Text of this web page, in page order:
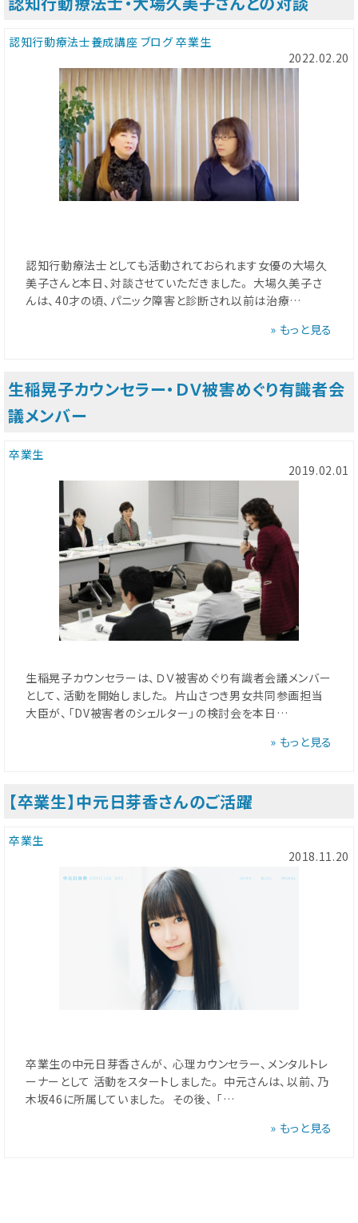
認知行動療法士養成講座 ブログ卒業生
2022.02.20
認知行動療法士としても活動されておられます女優の大場久
美子さんと本日、対談させていただきました。 大場久美子さ
んは、40才の頃、パニック障害と診断され以前は治療…
» もっと見る
生稲晃子カウンセラー・ＤＶ被害めぐり有識者会
議メンバー
卒業生
2019.02.01
生稲晃子カウンセラーは、ＤＶ被害めぐり有識者会議メンバー
として、活動を開始しました。 片山さつき男女共同参画担当
大臣が、「DV被害者のシェルター」の検討会を本日…
» もっと見る
【卒業生】中元日芽香さんのご活躍
卒業生
2018.11.20
卒業生の中元日芽香さんが、 心理カウンセラー、メンタルトレ
ーナーとして 活動をスタートしました。 中元さんは、以前、乃
木坂46に所属していました。 その後、 「…
» もっと見る